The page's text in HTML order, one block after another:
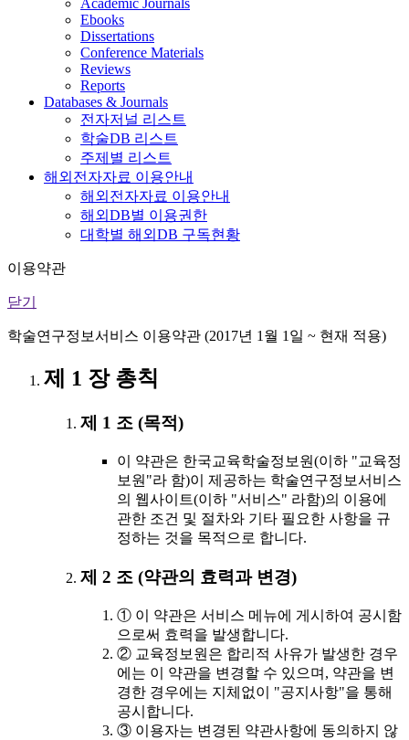
Ebooks
Dissertations
Conference Materials
Reviews
Reports
Databases & Journals
전자저널 리스트
학술DB 리스트
주제별 리스트
해외전자자료 이용안내
해외전자자료 이용안내
해외DB별 이용권한
대학별 해외DB 구독현황
이용약관
닫기
학술연구정보서비스 이용약관 (2017년 1월 1일 ~ 현재 적용)
제 1 장 총칙
제 1 조 (목적)
이 약관은 한국교육학술정보원(이하 "교육정
보원"라 함)이 제공하는 학술연구정보서비스
의 웹사이트(이하 "서비스" 라함)의 이용에
관한 조건 및 절차와 기타 필요한 사항을 규
정하는 것을 목적으로 합니다.
제 2 조 (약관의 효력과 변경)
① 이 약관은 서비스 메뉴에 게시하여 공시함
으로써 효력을 발생합니다.
② 교육정보원은 합리적 사유가 발생한 경우
에는 이 약관을 변경할 수 있으며, 약관을 변
경한 경우에는 지체없이 "공지사항"을 통해
공시합니다.
③ 이용자는 변경된 약관사항에 동의하지 않